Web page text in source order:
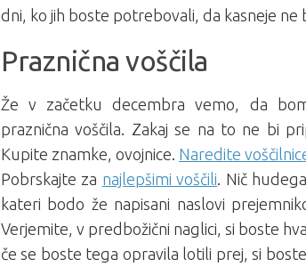
dni, ko jih boste potrebovali, da kasneje ne
Praznična voščila
Že v začetku decembra vemo, da
praznična voščila. Zakaj se na to ne bi
Kupite znamke, ovojnice. Naredite
Pobrskajte za najlepšimi voščili. Nič
kateri bodo že napisani naslovi
Verjemite, v predbožični naglici, si boste
če se boste tega opravila lotili prej, si